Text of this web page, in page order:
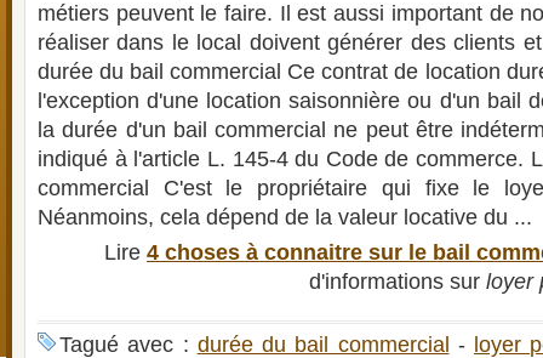
métiers peuvent le faire. Il est aussi important de
réaliser dans le local doivent générer des clients
durée du bail commercial Ce contrat de location
l'exception d'une location saisonnière ou d'un bail
la durée d'un bail commercial ne peut être
indiqué à l'article L. 145-4 du Code de commerce.
commercial C'est le propriétaire qui fixe le
Néanmoins, cela dépend de la valeur locative du ...
Lire 4 choses à connaitre sur le bail
d'informations sur loyer
Tagué avec : durée du bail commercial - loyer